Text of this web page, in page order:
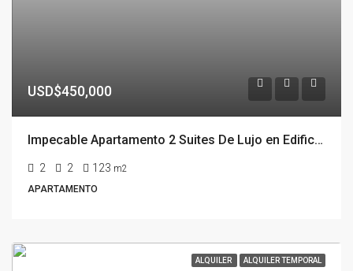
USD$450,000
Impecable Apartamento 2 Suites De Lujo en Edificio Onix, Punta Del Este
2 2 123 m2
APARTAMENTO
ALQUILER ALQUILER TEMPORAL